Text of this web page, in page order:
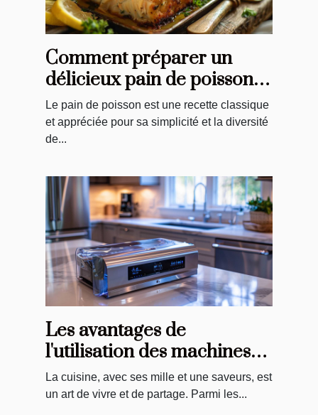
Comment préparer un
délicieux pain de poisson à
petit budget
Le pain de poisson est une recette classique
et appréciée pour sa simplicité et la diversité
de...
Les avantages de
l'utilisation des machines
sous vide pour la cuisine
quotidienne
La cuisine, avec ses mille et une saveurs, est
un art de vivre et de partage. Parmi les...